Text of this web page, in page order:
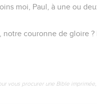
moi, Paul, à une ou
couronne de gloire ?
vous procurer une Bible